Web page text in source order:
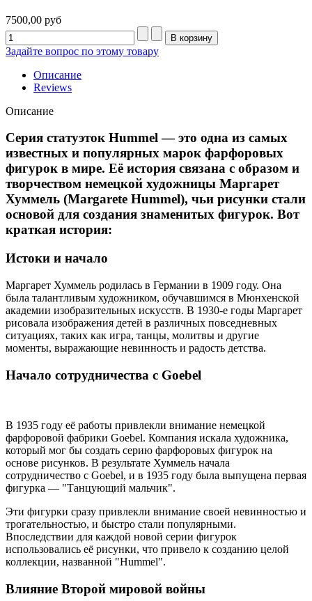
7500,00 руб
Задайте вопрос по этому товару
Описание
Reviews
Описание
Серия статуэток Hummel — это одна из самых
известных и популярных марок фарфоровых
фигурок в мире. Её история связана с образом и
творчеством немецкой художницы Маргарет
Хуммель (Margarete Hummel), чьи рисунки стали
основой для создания знаменитых фигурок. Вот
краткая история:
Истоки и начало
Маргарет Хуммель родилась в Германии в 1909 году. Она
была талантливым художником, обучавшимся в Мюнхенской
академии изобразительных искусств. В 1930-е годы Маргарет
рисовала изображения детей в различных повседневных
ситуациях, таких как игра, танцы, молитвы и другие
моменты, выражающие невинность и радость детства.
Начало сотрудничества с Goebel
В 1935 году её работы привлекли внимание немецкой
фарфоровой фабрики Goebel. Компания искала художника,
который мог бы создать серию фарфоровых фигурок на
основе рисунков. В результате Хуммель начала
сотрудничество с Goebel, и в 1935 году была выпущена первая
фигурка — "Танцующий мальчик".
Эти фигурки сразу привлекли внимание своей невинностью и
трогательностью, и быстро стали популярными.
Впоследствии для каждой новой серии фигурок
использовались её рисунки, что привело к созданию целой
коллекции, названной "Hummel".
Влияние Второй мировой войны